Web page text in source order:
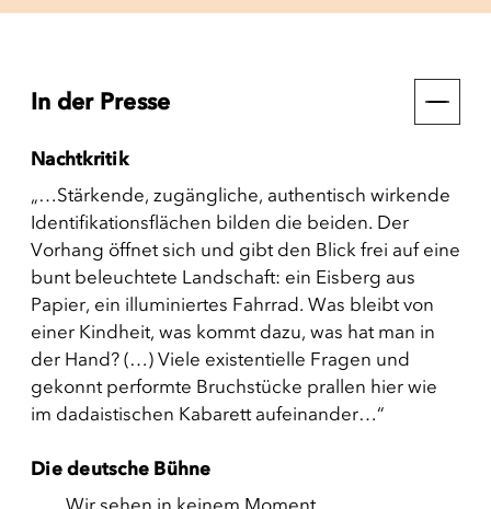
In der Presse
Nachtkritik
„…Stärkende, zugängliche, authentisch wirkende
Identifikationsflächen bilden die beiden. Der
Vorhang öffnet sich und gibt den Blick frei auf eine
bunt beleuchtete Landschaft: ein Eisberg aus
Papier, ein illuminiertes Fahrrad. Was bleibt von
einer Kindheit, was kommt dazu, was hat man in
der Hand? (…) Viele existentielle Fragen und
gekonnt performte Bruchstücke prallen hier wie
im dadaistischen Kabarett aufeinander…“
Die deutsche Bühne
„ … Wir sehen in keinem Moment